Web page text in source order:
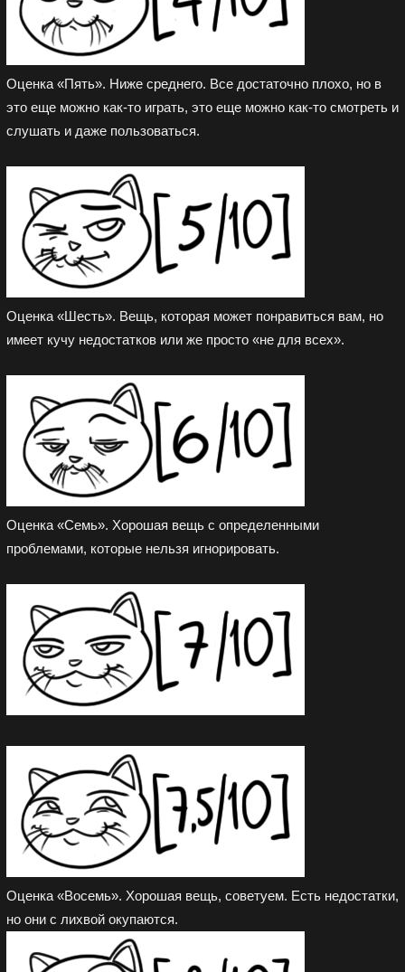
Оценка «Пять». Ниже среднего. Все достаточно плохо, но в
это еще можно как-то играть, это еще можно как-то смотреть и
слушать и даже пользоваться.
Оценка «Шесть». Вещь, которая может понравиться вам, но
имеет кучу недостатков или же просто «не для всех».
Оценка «Семь». Хорошая вещь с определенными
проблемами, которые нельзя игнорировать.
Оценка «Восемь». Хорошая вещь, советуем. Есть недостатки,
но они с лихвой окупаются.